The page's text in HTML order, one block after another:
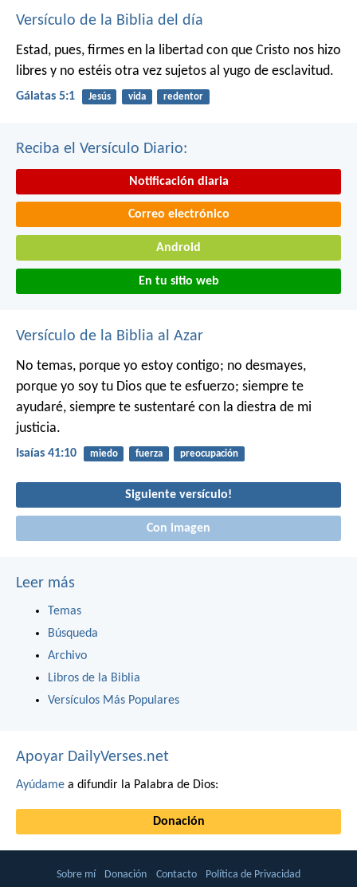
Versículo de la Biblia del día
Estad, pues, firmes en la libertad con que Cristo nos hizo
libres y no estéis otra vez sujetos al yugo de esclavitud.
Gálatas 5:1 Jesús vida redentor
Reciba el Versículo Diario:
Notificación diaria
Correo electrónico
Android
En tu sitio web
Versículo de la Biblia al Azar
No temas, porque yo estoy contigo; no desmayes,
porque yo soy tu Dios que te esfuerzo; siempre te
ayudaré, siempre te sustentaré con la diestra de mi
justicia.
Isaías 41:10 miedo fuerza preocupación
Siguiente versículo!
Con imagen
Leer más
Temas
Búsqueda
Archivo
Libros de la Biblia
Versículos Más Populares
Apoyar DailyVerses.net
Ayúdame a difundir la Palabra de Dios:
Donación
Sobre mí Donación Contacto Política de Privacidad